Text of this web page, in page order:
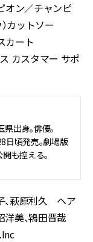
オン／チャンピ
カットソー
カート
カスタマー サポ
出身。俳優。
日頃発売。劇場版
も控える。
萩原利久 ヘア
美、鴇田晋哉